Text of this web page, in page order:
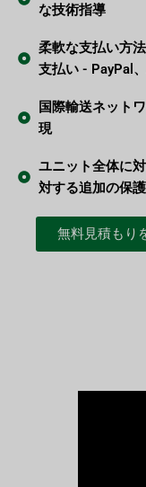
な技術指導
柔軟な支払い方
支払い - PayPal
国際輸送ネット
現
ユニット全体に
対する追加の保
無料見積もり